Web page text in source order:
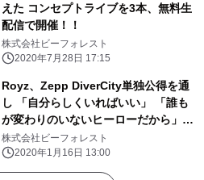
えた コンセプトライブを3本、無料生
配信で開催！！
株式会社ビーフォレスト
2020年7月28日 17:15
Royz、Zepp DiverCity単独公得を通
し 「自分らしくいればいい」 「誰も
が変わりのいないヒーローだから」と
エール。 最新シングル
「DAYDREAM」のリリースなど最新
情報も告知!!
株式会社ビーフォレスト
2020年1月16日 13:00